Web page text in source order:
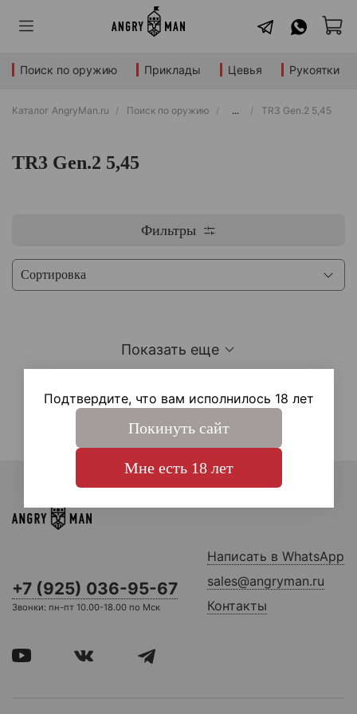
Поиск по оружию Приклады Цевья Рукоятки
Каталог AngryMan.ru Поиск по оружию ... TR3 Gen.2 5,45
TR3 Gen.2 5,45
Фильтры
Показать еще
+7 (925) 036-95-67
Звонки: пн-пт 10.00-18.00 по Мск
Написать в WhatsApp
sales@angryman.ru
Контакты
Подтвердите, что вам исполнилось 18 лет
Покинуть сайт
Мне есть 18 лет